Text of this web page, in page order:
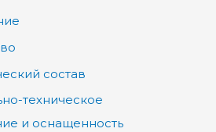
состав
техническое
и оснащенность